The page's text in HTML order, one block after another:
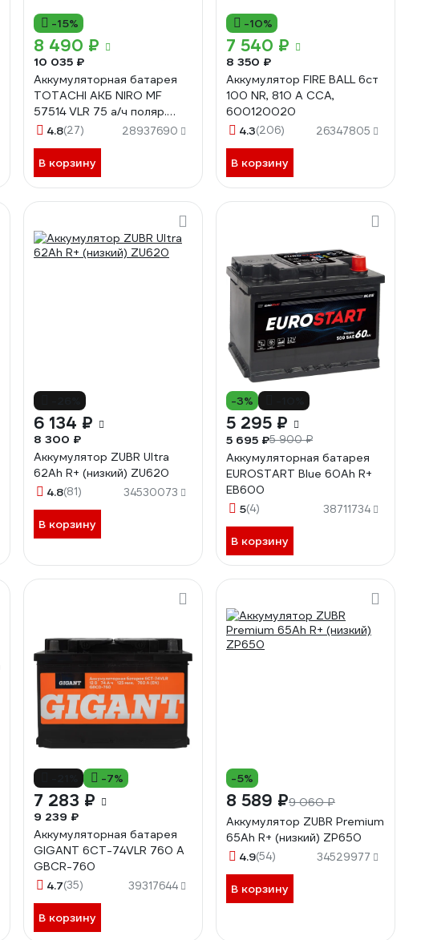
-15%
8 490 ₽
10 035 ₽
Аккумуляторная батарея
TOTACHI АКБ NIRO MF
57514 VLR 75 а/ч поляр.
обратная 0 (JIS L) 90275
4.8(27) 28937690
В корзину
-10%
7 540 ₽
8 350 ₽
Аккумулятор FIRE BALL 6ст
100 NR, 810 А CCA,
600120020
4.3(206) 26347805
В корзину
6 134 ₽
8 300 ₽
Аккумулятор ZUBR Ultra
62Ah R+ (низкий) ZU620
4.8(81) 34530073
В корзину
-3%
5 295 ₽
5 695 ₽5 900 ₽
Аккумуляторная батарея
EUROSTART Blue 60Ah R+
EB600
5(4) 38711734
В корзину
-7%
7 283 ₽
9 239 ₽
Аккумуляторная батарея
GIGANT 6СТ-74VLR 760 A
GBCR-760
4.7(35) 39317644
В корзину
-5%
8 589 ₽9 060 ₽
Аккумулятор ZUBR Premium
65Ah R+ (низкий) ZP650
4.9(54) 34529977
В корзину